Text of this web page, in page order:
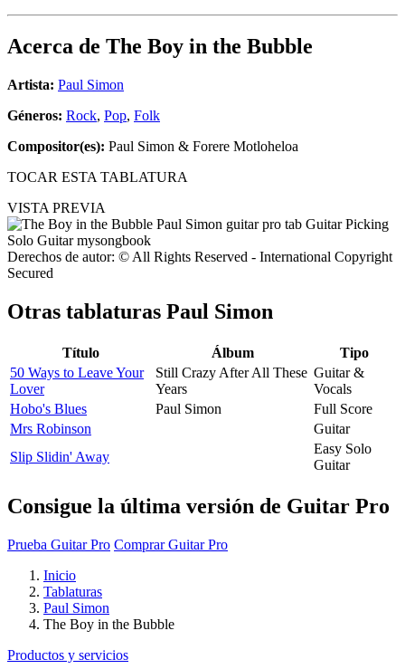
Acerca de The Boy in the Bubble
Artista: Paul Simon
Géneros: Rock, Pop, Folk
Compositor(es): Paul Simon & Forere Motloheloa
TOCAR ESTA TABLATURA
VISTA PREVIA
Derechos de autor: © All Rights Reserved - International Copyright
Secured
Otras tablaturas Paul Simon
Título Álbum
Tipo
50 Ways to Leave Your
Lover
Still Crazy After All These
Years
Guitar &
Vocals
Hobo's Blues
Paul Simon
Full Score
Mrs Robinson
Guitar
Slip Slidin' Away
Easy Solo
Guitar
Consigue la última versión de Guitar Pro
Prueba Guitar Pro Comprar Guitar Pro
Inicio
Tablaturas
Paul Simon
The Boy in the Bubble
Productos y servicios